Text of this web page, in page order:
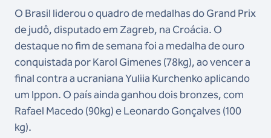
O Brasil liderou o quadro de medalhas do Grand Prix
de judô, disputado em Zagreb, na Croácia. O
destaque no fim de semana foi a medalha de ouro
conquistada por Karol Gimenes (78kg), ao vencer a
final contra a ucraniana Yuliia Kurchenko aplicando
um Ippon. O país ainda ganhou dois bronzes, com
Rafael Macedo (90kg) e Leonardo Gonçalves (100
kg).